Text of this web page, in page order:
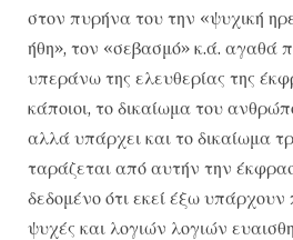
στον πυρήνα του την «ψυχική
ήθη», τον «σεβασμό» κ.ά. αγαθά
υπεράνω της ελευθερίας της
κάποιοι, το δικαίωμα του
αλλά υπάρχει και το δικαίωμα
ταράζεται από αυτήν την
δεδομένο ότι εκεί έξω υπάρχουν
ψυχές και λογιών λογιών